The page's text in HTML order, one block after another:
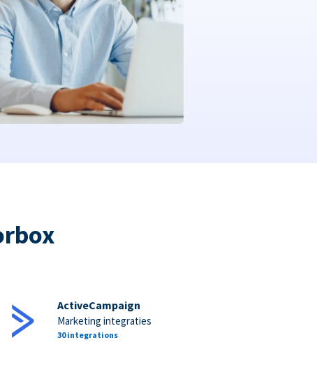
ActiveCampaign
Marketing integraties
30 integrations